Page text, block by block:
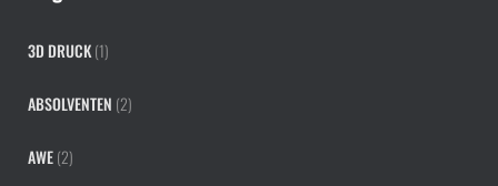
3D DRUCK(1)
ABSOLVENTEN (2)
AWE(2)